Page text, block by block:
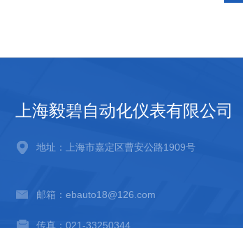
上海毅碧自动化仪表有限公司
地址：上海市嘉定区曹安公路1909号
邮箱：ebauto18@126.com
传真：021-33250344